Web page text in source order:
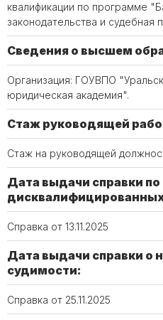
квалификации по программе
законодательства и судебная
Сведения о высшем
Организация: ГОУВПО
юридическая академия".
Стаж руководящей
Стаж на руководящей
Дата выдачи справки по
Справка от 13.11.2025
Дата выдачи справки о
судимости:
Справка от 25.11.2025